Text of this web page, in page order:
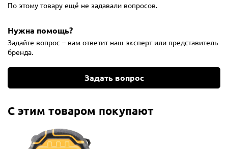
По этому товару ещё не задавали вопросов.
Нужна помощь?
Задайте вопрос – вам ответит наш эксперт или представитель
бренда.
Задать вопрос
С этим товаром покупают